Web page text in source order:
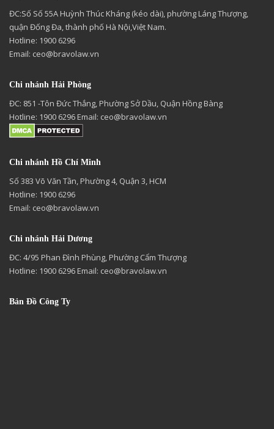
ĐC:Số Số 55A Huỳnh Thúc Kháng (kéo dài), phường Láng Thượng,
quận Đống Đa, thành phố Hà Nội,Việt Nam.
Hotline: 1900 6296
Email: ceo@bravolaw.vn
Chi nhánh Hải Phòng
ĐC: 851 -Tôn Đức Thắng, Phường Sở Dầu, Quận Hồng Bàng
Hotline: 1900 6296 Email: ceo@bravolaw.vn
Chi nhánh Hồ Chí Minh
Số 383 Võ Văn Tần, Phường 4, Quận 3, HCM
Hotline: 1900 6296
Email: ceo@bravolaw.vn
Chi nhánh Hải Dương
ĐC: 4/95 Phan Đình Phùng, Phường Cẩm Thượng
Hotline: 1900 6296 Email: ceo@bravolaw.vn
Bản Đồ Công Ty